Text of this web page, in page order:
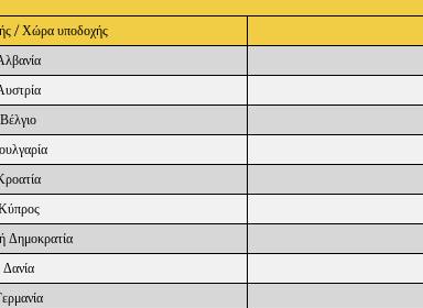
/ Χώρα υποδοχής
Βέλγιο
Δημοκρατία
Δανία